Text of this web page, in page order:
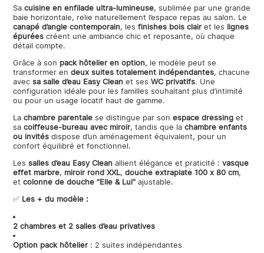
Sacuisine en enfilade ultra-lumineuse, sublimée par une grande
baie horizontale, relie naturellement l’espace repas au salon. Le
canapé d’angle contemporain, lesfinishes bois clair et les lignes
épurées créent une ambiance chic et reposante, où chaque
détail compte.
Grâce à son pack hôtelier en option, le modèle peut se
transformer endeux suites totalement indépendantes, chacune
avec sa salle d’eau Easy Clean et sesWC privatifs. Une
configuration idéale pour les familles souhaitant plus d’intimité
ou pour un usage locatif haut de gamme.
Lachambre parentale se distingue par sonespace dressing et
sacoiffeuse-bureau avec miroir, tandis que lachambre enfants
ou invités dispose d’un aménagement équivalent, pour un
confort équilibré et fonctionnel.
Les salles d’eau Easy Clean allient élégance et praticité :vasque
effet marbre, miroir rond XXL,douche extraplate 100 x 80 cm,
etcolonne de douche “Elle & Lui” ajustable.
✅ Les + du modèle :
2 chambres et 2 salles d’eau privatives
Option pack hôtelier : 2 suites indépendantes